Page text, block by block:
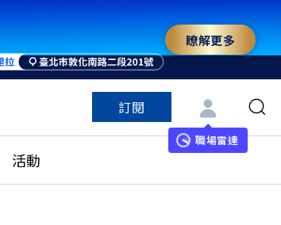
瞭解更多
訂閱
職場雷達
活動
特色頻道